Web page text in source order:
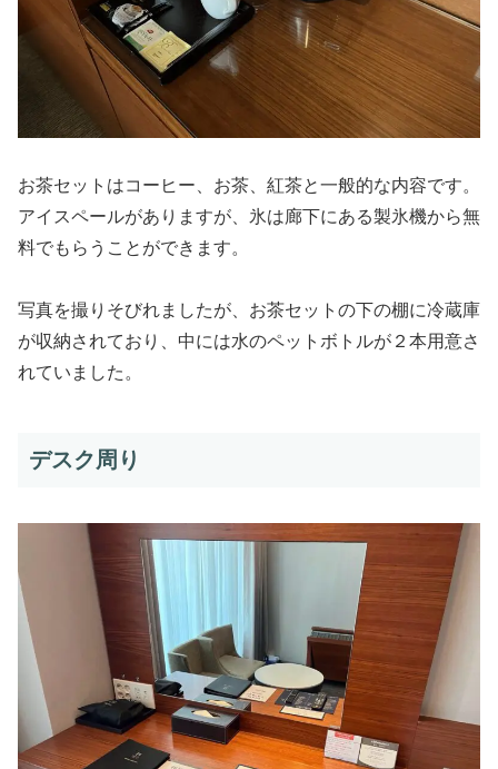
お茶セットはコーヒー、お茶、紅茶と一般的な内容です。
アイスペールがありますが、氷は廊下にある製氷機から無
料でもらうことができます。
写真を撮りそびれましたが、お茶セットの下の棚に冷蔵庫
が収納されており、中には水のペットボトルが２本用意さ
れていました。
デスク周り